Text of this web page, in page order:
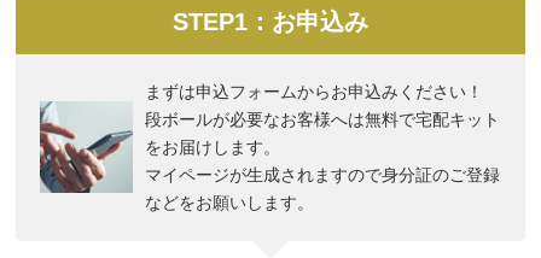
STEP1：お申込み
まずは申込フォームからお申込みください！
段ボールが必要なお客様へは無料で宅配キット
をお届けします。
マイページが生成されますので身分証のご登録
などをお願いします。